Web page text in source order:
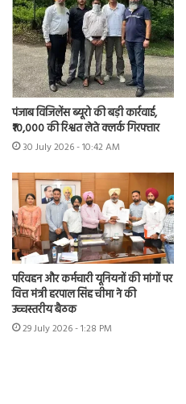
पंजाब विजिलेंस ब्यूरो की बड़ी कार्रवाई,
₹10,000 की रिश्वत लेते क्लर्क गिरफ्तार
30 July 2026 - 10:42 AM
परिवहन और कर्मचारी यूनियनों की मांगों पर
वित्त मंत्री हरपाल सिंह चीमा ने की
उच्चस्तरीय बैठक
29 July 2026 - 1:28 PM